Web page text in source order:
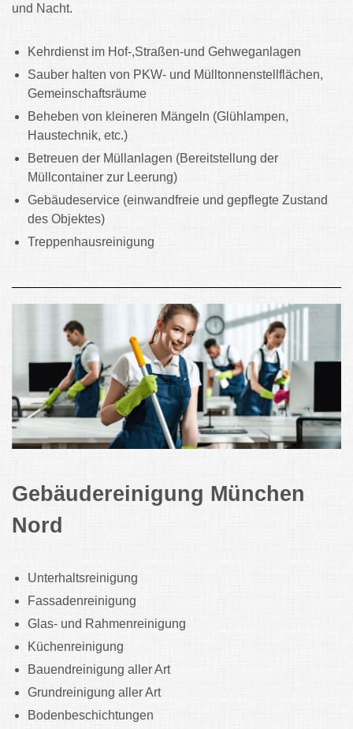
und Nacht.
Kehrdienst im Hof-,Straßen-und Gehweganlagen
Sauber halten von PKW- und Mülltonnenstellflächen,
Gemeinschaftsräume
Beheben von kleineren Mängeln (Glühlampen,
Haustechnik, etc.)
Betreuen der Müllanlagen (Bereitstellung der
Müllcontainer zur Leerung)
Gebäudeservice (einwandfreie und gepflegte Zustand
des Objektes)
Treppenhausreinigung
Gebäudereinigung München
Nord
Unterhaltsreinigung
Fassadenreinigung
Glas- und Rahmenreinigung
Küchenreinigung
Bauendreinigung aller Art
Grundreinigung aller Art
Bodenbeschichtungen